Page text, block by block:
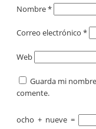
Nombre*
Correo electrónico *
Web
Guarda mi
comente.
ocho + nueve =